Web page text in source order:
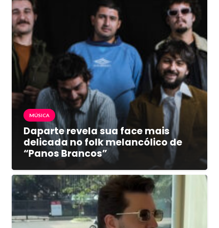
MÚSICA
Daparte revela sua face mais
delicada no folk melancólico de
“Panos Brancos”